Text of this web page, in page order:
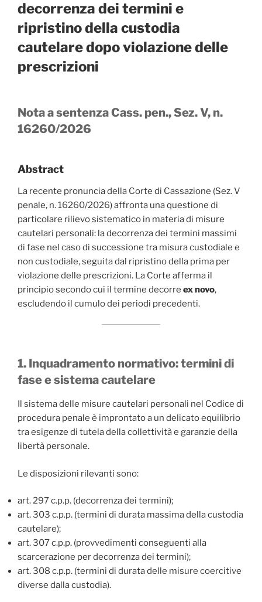
decorrenza dei termini e
ripristino della custodia
cautelare dopo violazione delle
prescrizioni
Nota a sentenza Cass. pen., Sez. V, n.
16260/2026
Abstract
La recente pronuncia della Corte di Cassazione (Sez. V
penale, n. 16260/2026) affronta una questione di
particolare rilievo sistematico in materia di misure
cautelari personali: la decorrenza dei termini massimi
di fase nel caso di successione tra misura custodiale e
non custodiale, seguita dal ripristino della prima per
violazione delle prescrizioni. La Corte afferma il
principio secondo cui il termine decorre ex novo,
escludendo il cumulo dei periodi precedenti.
1. Inquadramento normativo: termini di
fase e sistema cautelare
Il sistema delle misure cautelari personali nel Codice di
procedura penale è improntato a un delicato equilibrio
tra esigenze di tutela della collettività e garanzie della
libertà personale.
Le disposizioni rilevanti sono:
art. 297 c.p.p. (decorrenza dei termini);
art. 303 c.p.p. (termini di durata massima della custodia
cautelare);
art. 307 c.p.p. (provvedimenti conseguenti alla
scarcerazione per decorrenza dei termini);
art. 308 c.p.p. (termini di durata delle misure coercitive
diverse dalla custodia).